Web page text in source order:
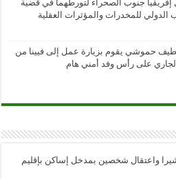
جنوب الصحراء لتورطهما في قضية
الدولي للمخدرات والمؤثرات العقلية
حموشي يقوم بزيارة عمل إلى فيينا من
مخدر الشيرا واعتقال شخصين بمدخل إساكن بإقليم